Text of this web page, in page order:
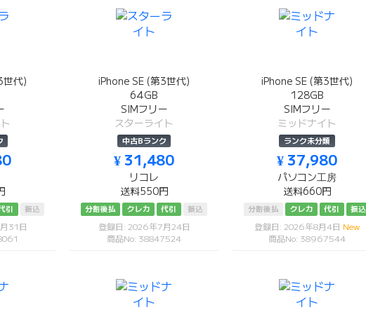
世代)
引 振込
31日
iPhone SE (第3世代)
64GB
SIMフリー
スターライト
中古Bランク
¥ 31,480
リコレ
送料550円
分割後払 クレカ 代引 振込
登録日: 2026年7月24日
商品No: 38847524
iPhone SE (第3世代)
128GB
SIMフリー
ミッドナイト
ランク未分類
¥ 37,980
パソコン工房
送料660円
分割後払 クレカ 代引 振込
登録日: 2026年8月4日 New
商品No: 38967544